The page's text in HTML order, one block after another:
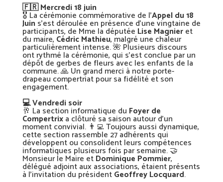
🇫🇷 Mercredi 18 juin
🎖️ La cérémonie commémorative de l’Appel du 18
Juins’est déroulée en présence d’une vingtaine de
participants, de Mme la députée Lise Magnieret
du maire, Cédric Mathieu, malgré une chaleur
particulièrement intense. 🌺 Plusieurs discours
ont rythmé la cérémonie, qui s’est conclue par un
dépôt de gerbes de fleurs avec les enfants de la
commune. 🙏 Un grand merci à notre porte-
drapeau compertriat pour sa fidélité et son
engagement.
💻 Vendredi soir
🥂 La section informatique du Foyer de
Compertrixa clôturé sa saison autour d’un
moment convivial. 👨‍💻 Toujours aussi dynamique,
cette section rassemble 27 adhérents qui
développent ou consolident leurs compétences
informatiques plusieurs fois par semaine. 🤝
Monsieur le Maire etDominique Pommier,
délégué adjoint aux associations, étaient présents
à l’invitation du présidentGeoffrey Locquard.